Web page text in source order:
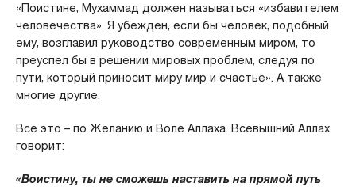
«Поистине, Мухаммад должен называться «избавителем
человечества». Я убежден, если бы человек, подобный
ему, возглавил руководство современным миром, то
преуспел бы в решении мировых проблем, следуя по
пути, который приносит миру мир и счастье». А также
многие другие.
Все это – по Желанию и Воле Аллаха. Всевышний Аллах
говорит:
«Воистину, ты не сможешь наставить на прямой путь